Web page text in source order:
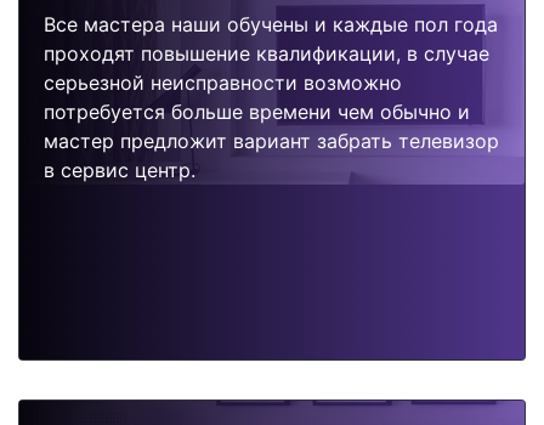
Все мастера наши обучены и каждые пол года
проходят повышение квалификации, в случае
серьезной неисправности возможно
потребуется больше времени чем обычно и
мастер предложит вариант забрать телевизор
в сервис центр.